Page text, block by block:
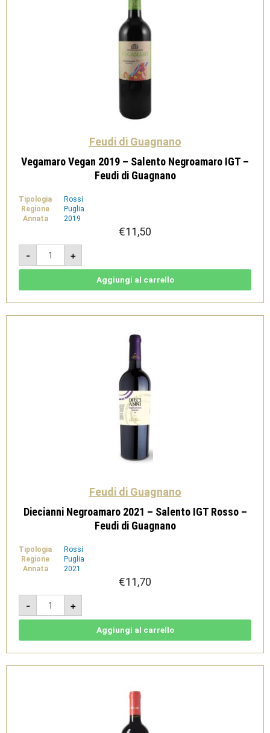
Feudi di Guagnano
Vegamaro Vegan 2019 – Salento Negroamaro IGT –
Feudi di Guagnano
Tipologia
Rossi
Regione
Puglia
Annata
2019
€11,50
-
Vegamaro
Vegan
2019
-
-
di
+
Aggiungi al carrello
Feudi di Guagnano
Diecianni Negroamaro 2021 – Salento IGT Rosso –
Feudi di Guagnano
Tipologia
Rossi
Regione
Puglia
Annata
2021
€11,70
-
Diecianni
Negroamaro
2021
-
-
di
+
Aggiungi al carrello